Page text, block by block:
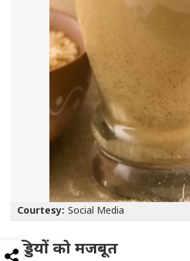
Courtesy: Social Media
हड्डियों को मजबूत